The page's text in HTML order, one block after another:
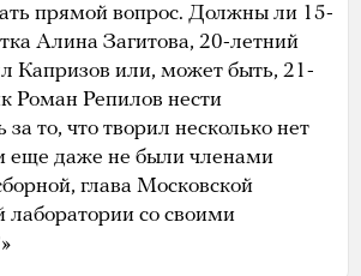
прямой вопрос. Должны ли 15-
Алина Загитова, 20-летний
Капризов или, может быть, 21-
Роман Репилов нести
за то, что творил несколько нет
еще даже не были членами
глава Московской
лаборатории со своими